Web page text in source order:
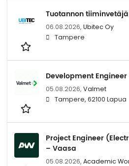
Tuotannon tiiminvetäjä
06.08.2026, Ubitec Oy
Tampere
Development Engineer
05.08.2026, Valmet
Tampere, 62100 Lapua
Project Engineer
– Vaasa
05.08.2026, Academic